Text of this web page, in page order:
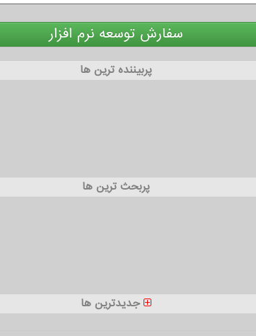
سفارش توسعه نرم افزار
پربیننده ترین ها
پربحث ترین ها
جدیدترین ها